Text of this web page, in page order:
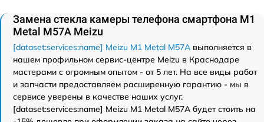
Замена стекла камеры телефона смартфона M1
Metal M57A Meizu
[dataset:services:name] Meizu M1 Metal M57A выполняется в
нашем профильном сервис-центре Meizu в Краснодаре
мастерами с огромным опытом - от 5 лет. На все виды работ
и запчасти предоставляем расширенную гарантию - мы в
сервисе уверены в качестве наших услуг.
[dataset:services:name] Meizu M1 Metal M57A будет стоить на